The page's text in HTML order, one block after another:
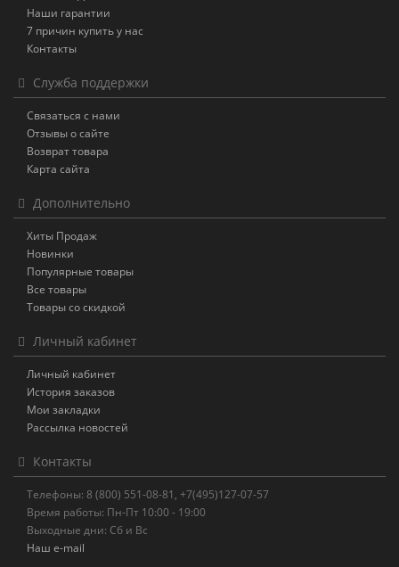
Наши гарантии
7 причин купить у нас
Контакты
Служба поддержки
Связаться с нами
Отзывы о сайте
Возврат товара
Карта сайта
Дополнительно
Хиты Продаж
Новинки
Популярные товары
Все товары
Товары со скидкой
Личный кабинет
Личный кабинет
История заказов
Мои закладки
Рассылка новостей
Контакты
Телефоны: 8 (800) 551-08-81, +7(495)127-07-57
Время работы: Пн-Пт 10:00 - 19:00
Выходные дни: Сб и Вс
Наш e-mail